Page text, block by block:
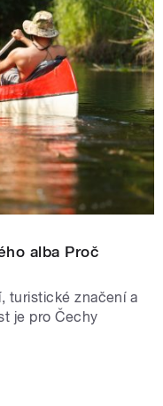
alba Proč
turistické značení a
je pro Čechy